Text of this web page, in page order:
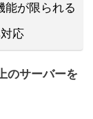
能が限られる
応
のサーバーを